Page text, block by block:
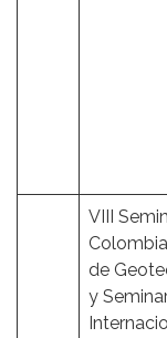
VIII
de
y